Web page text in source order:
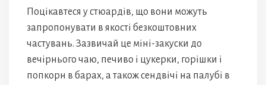
Поцікавтеся у стюардів, що вони можуть
запропонувати в якості безкоштовних
частувань. Зазвичай це міні-закуски до
вечірнього чаю, печиво і цукерки, горішки і
попкорн в барах, а також сендвічі на палубі в